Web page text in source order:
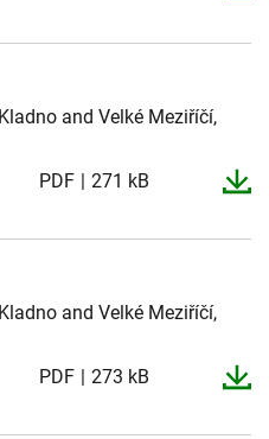
and Velké Meziříčí,
PDF 271 kB
and Velké Meziříčí,
PDF 273 kB